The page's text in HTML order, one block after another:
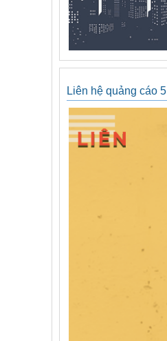
Liên hệ quảng cáo 5